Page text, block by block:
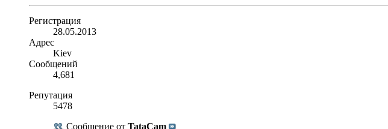
Регистрация
28.05.2013
Адрес
Kiev
Сообщений
4,681
Репутация
5478
Сообщение от TataCam